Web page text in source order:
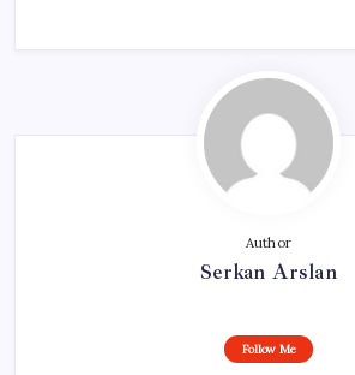
Author
Serkan Arslan
Follow Me